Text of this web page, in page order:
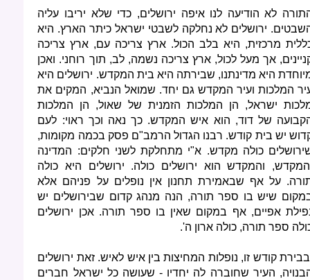
לא הודיעה לנו איפה ירושלים, כדי שלא יריבו עליה
ירושלים לא נחלקה לשבטי ישראל כיתר הארץ. היא
מרכזית, היא בלב הכול. ארץ צריכה עם, ארץ צריכה
אך מעל לכול, ארץ צריכה נשמה, לב, תוך רוחני. ואכן
היא מדינתנו, שבירתה היא בית המקדש. ירושלים היא
המלכות ועיר המקדש גם יחד. שמואל הנביא, המקים את
ישראל, הן המלכות הזמנית של שאול, הן המלכות
של דוד, הוא איש המקדש. כך נאה וכך ראוי: לעם
יש בית קודש. רבנו הגדול הרמב"ם פסק בכמה מקומות,
כולה מקדש. א"י מתחלקת לשני חלקים: המדינה
והמקדש הוא ירושלים כולה. ירושלים היא כולה
על אף שבאמירת תחנון אין נופלים על פניהם אלא
שיש בו ספר תורה, הנה מנהג קדום שבירושלים יש
אפיים, אף במקום שאין בו ספר תורה. אכן ירושלים
ספר תורה, כולה ארון ה'.
קודש זו, נופלות המחיצות בין איש לאיש. זאת ירושלים
העיר שחוברה לה יחדיו - שעושה כל ישראל חברים